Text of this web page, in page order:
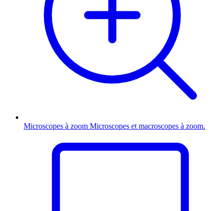
Microscopes à zoom Microscopes et macroscopes à zoom.